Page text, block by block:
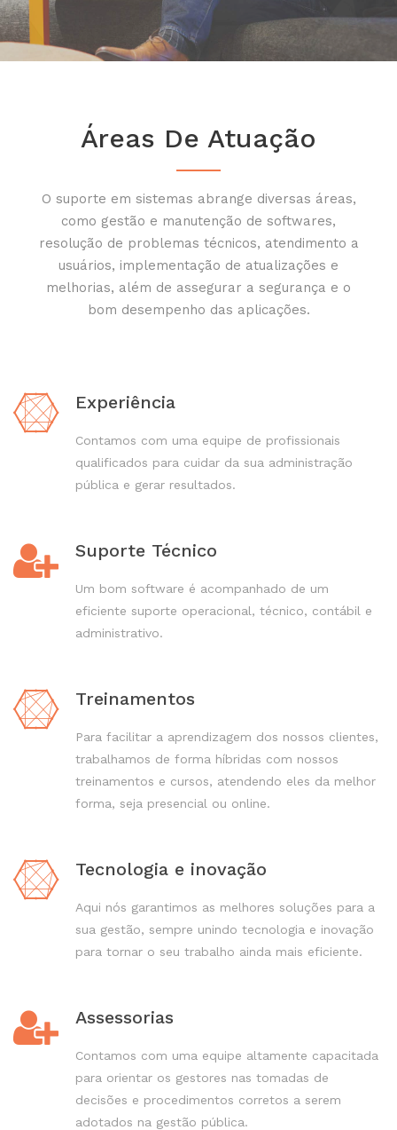
Áreas De Atuação
O suporte em sistemas abrange diversas áreas,
como gestão e manutenção de softwares,
resolução de problemas técnicos, atendimento a
usuários, implementação de atualizações e
melhorias, além de assegurar a segurança e o
bom desempenho das aplicações.
Experiência
Contamos com uma equipe de profissionais
qualificados para cuidar da sua administração
pública e gerar resultados.
Suporte Técnico
Um bom software é acompanhado de um
eficiente suporte operacional, técnico, contábil e
administrativo.
Treinamentos
Para facilitar a aprendizagem dos nossos clientes,
trabalhamos de forma híbridas com nossos
treinamentos e cursos, atendendo eles da melhor
forma, seja presencial ou online.
Tecnologia e inovação
Aqui nós garantimos as melhores soluções para a
sua gestão, sempre unindo tecnologia e inovação
para tornar o seu trabalho ainda mais eficiente.
Assessorias
Contamos com uma equipe altamente capacitada
para orientar os gestores nas tomadas de
decisões e procedimentos corretos a serem
adotados na gestão pública.